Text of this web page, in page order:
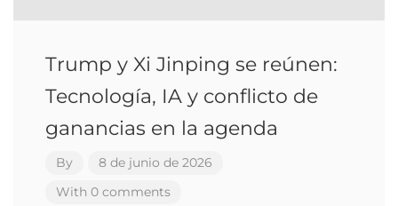
Trump y Xi Jinping se reúnen:
Tecnología, IA y conflicto de
ganancias en la agenda
By
8 de junio de 2026
With 0 comments